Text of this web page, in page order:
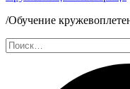
/Обучение
Поиск: